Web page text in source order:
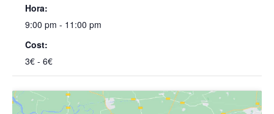
Hora:
9:00 pm - 11:00 pm
Cost:
3€ - 6€